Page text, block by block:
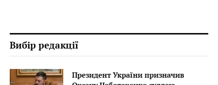
Вибір редакції
Президент України призначив